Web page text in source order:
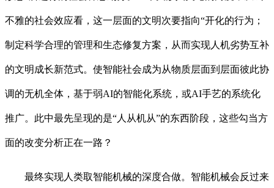
不雅的社会效应看，这一层面的文明次要指向“开化的行为；
制定科学合理的管理和生态修复方案，从而实现人机劣势互补
的文明成长新范式。使智能社会成为从物质层面到层面彼此协
调的无机全体，基于弱AI的智能化系统，或AI手艺的系统化
推广。此中最先呈现的是“人从机从”的东西阶段，这些勾当方
面的改变分析正在一路？
最终实现人类取智能机械的深度合做。智能机械会反过来